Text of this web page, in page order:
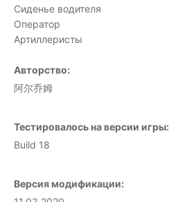
Сиденье водителя
Оператор
Артиллеристы
Авторство:
阿尔乔姆
Тестировалось на версии игры:
Build 18
Версия модификации: